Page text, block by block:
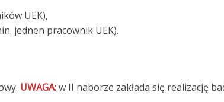
UEK),
jednen pracownik UEK).
UWAGA:w II naborze zakłada się realizację